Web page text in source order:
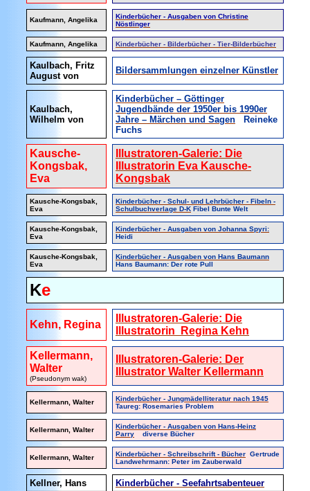
Kaufmann, Angelika
Kinderbücher - Ausgaben von Christine
Nöstlinger
Kaufmann, Angelika Kinderbücher - Bilderbücher - Tier-Bilderbücher
Kaulbach, Fritz
August von
Bildersammlungen einzelner Künstler
Kaulbach,
Wilhelm von
Kinderbücher – Göttinger
Jugendbände der 1950er bis 1990er
Jahre – Märchen und Sagen Reineke
Fuchs
Kausche-
Kongsbak,
Eva
Illustratoren-Galerie: Die
Illustratorin Eva Kausche-
Kongsbak
Kausche-Kongsbak,
Eva
Kinderbücher - Schul- und Lehrbücher - Fibeln -
Schulbuchverlage D-K Fibel Bunte Welt
Kausche-Kongsbak,
Eva
Kinderbücher - Ausgaben von Johanna Spyri:
Heidi
Kausche-Kongsbak,
Eva
Kinderbücher - Ausgaben von Hans Baumann
Hans Baumann: Der rote Pull
Ke
Kehn, Regina
Illustratoren-Galerie: Die
Illustratorin Regina Kehn
Kellermann,
Walter
(Pseudonym wak)
Illustratoren-Galerie: Der
Illustrator Walter Kellermann
Kellermann , Walter
Kinderbücher - Jungmädelliteratur nach 1945
Taureg: Rosemaries Problem
Kellermann, Walter
Kinderbücher - Ausgaben von Hans-Heinz
Parry diverse Bücher
Kellermann, Walter Kinderbücher - Schreibschrift - Bücher Gertrude
Landwehrmann: Peter im Zauberwald
Kellner, Hans Kinderbücher - Seefahrtsabenteuer